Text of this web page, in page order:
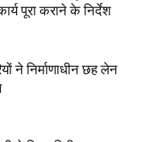
पूरा कराने के निर्देश
ने निर्माणाधीन छह लेन